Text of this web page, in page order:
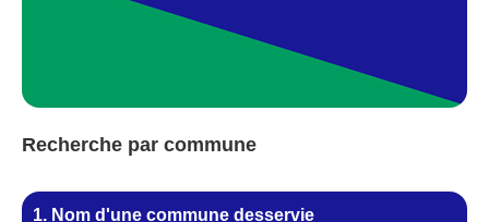
Recherche par commune
1. Nom d'une commune desservie